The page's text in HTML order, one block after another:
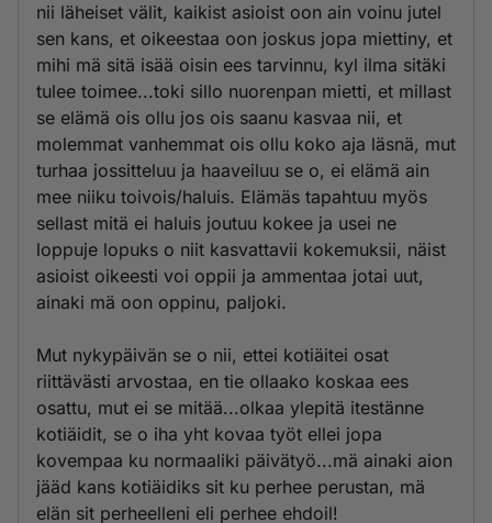
nii läheiset välit, kaikist asioist oon ain voinu jutel
sen kans, et oikeestaa oon joskus jopa miettiny, et
mihi mä sitä isää oisin ees tarvinnu, kyl ilma sitäki
tulee toimee...toki sillo nuorenpan mietti, et millast
se elämä ois ollu jos ois saanu kasvaa nii, et
molemmat vanhemmat ois ollu koko aja läsnä, mut
turhaa jossitteluu ja haaveiluu se o, ei elämä ain
mee niiku toivois/haluis. Elämäs tapahtuu myös
sellast mitä ei haluis joutuu kokee ja usei ne
loppuje lopuks o niit kasvattavii kokemuksii, näist
asioist oikeesti voi oppii ja ammentaa jotai uut,
ainaki mä oon oppinu, paljoki.
Mut nykypäivän se o nii, ettei kotiäitei osat
riittävästi arvostaa, en tie ollaako koskaa ees
osattu, mut ei se mitää...olkaa ylepitä itestänne
kotiäidit, se o iha yht kovaa työt ellei jopa
kovempaa ku normaaliki päivätyö...mä ainaki aion
jääd kans kotiäidiks sit ku perhee perustan, mä
elän sit perheelleni eli perhee ehdoil!